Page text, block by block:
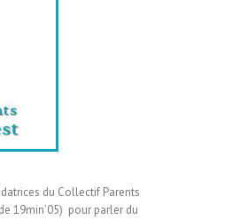
du Collectif Parents
19min’05) pour parler du